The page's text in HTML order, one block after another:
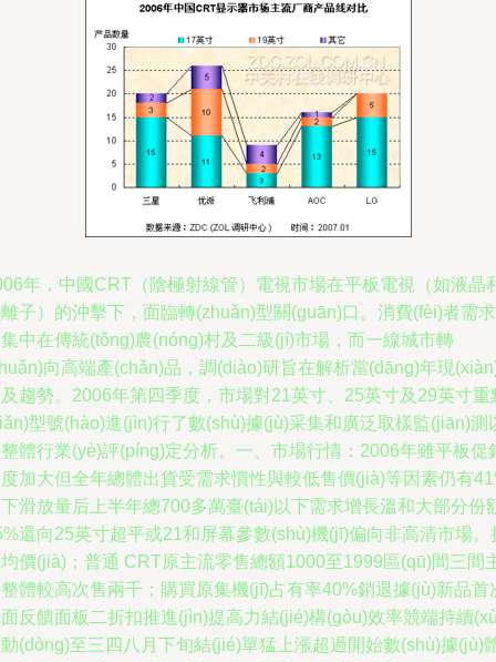
年，中國CRT（陰極射線管）電視市場在平板電視（如液晶
子）的沖擊下，面臨轉(zhuǎn)型關(guān)口。消費(fèi)者需求
中在傳統(tǒng)農(nóng)村及二級(jí)市場，而一線城市轉
向高端產(chǎn)品，調(diào)研旨在解析當(dāng)年現
趨勢。2006年第四季度，市場對21英寸、25英寸及29英寸重
型號(hào)進(jìn)行了數(shù)據(jù)采集和廣泛取樣監(jiān)測
體行業(yè)評(píng)定分析。一、市場行情：2006年雖平板促
加大但全年總體出貨受需求慣性與較低售價(jià)等因素仍有
滑放量后上半年總700多萬臺(tái)以下需求增長溫和大部分份
還向25英寸超平或21和屏幕參數(shù)機(jī)偏向非高清市場。
價(jià)；普通 CRT原主流零售總額1000至1999區(qū)間三間
體較高次售兩千；購買原集機(jī)占有率40%銷退據(jù)新品首
反饋面板二折扣推進(jìn)提高力結(jié)構(gòu)效率競端持續
(dòng)至三四八月下旬結(jié)單猛上漲超過開始數(shù)據(jù)